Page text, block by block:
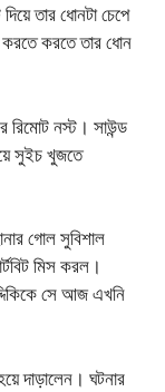
তার ধোনটা চেপে
করতে তার ধোন
রিমোট নস্ট। সাউন্ড
সুইচ খুজতে
গোল সুবিশাল
মিস করল।
সে আজ এখনি
দাড়ালেন। ঘটনার